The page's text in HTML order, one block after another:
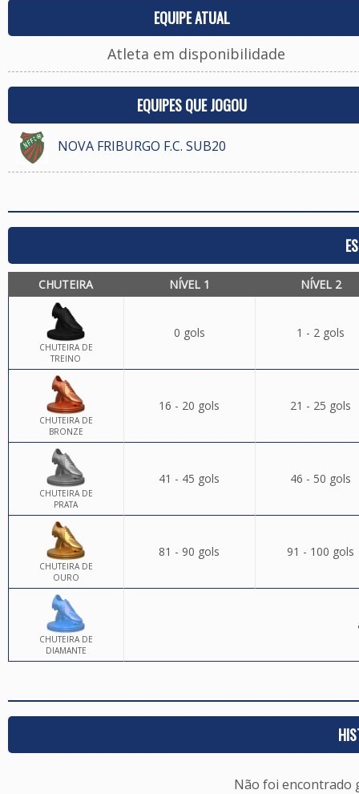
EQUIPE ATUAL
Atleta em disponibilidade
EQUIPES QUE JOGOU
NOVA FRIBURGO F.C. SUB20
CHUTEIRA NÍVEL 1 NÍVEL 2
CHUTEIRA DE
TREINO
0 gols 1 - 2 gols
CHUTEIRA DE
BRONZE
16 - 20 gols 21 - 25 gols
CHUTEIRA DE
PRATA
41 - 45 gols 46 - 50 gols
CHUTEIRA DE
OURO
81 - 90 gols 91 - 100 gols
CHUTEIRA DE
DIAMANTE
Não foi encontrado